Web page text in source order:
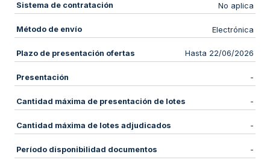
Sistema de contratación No aplica
Método de envío Electrónica
Plazo de presentación ofertas Hasta 22/06/2026
Presentación -
Cantidad máxima de presentación de lotes -
Cantidad máxima de lotes adjudicados -
Período disponibilidad documentos -